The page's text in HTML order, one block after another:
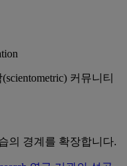
커뮤니티
의 경계를 확장합니다.